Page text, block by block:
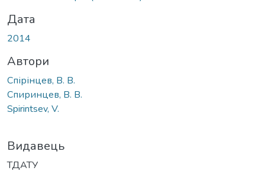
Дата
2014
Автори
Спірінцев, В. В.
Спиринцев, В. В.
Spirintsev, V.
Видавець
ТДАТУ